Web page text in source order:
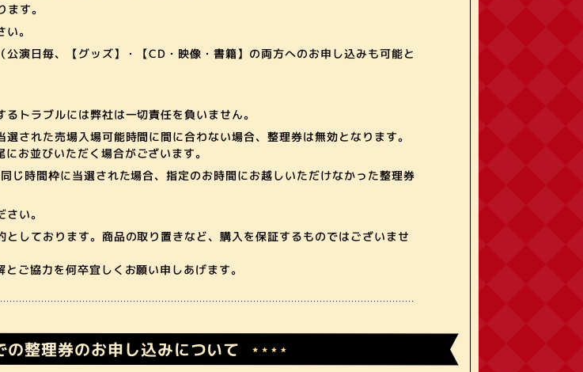
す。
。
演日毎、【グッズ】・【CD・映像・書籍】の両方へのお申し込みも可能と
トラブルには弊社は一切責任を負いません。
された売場入場可能時間に間に合わない場合、整理券は無効となります。
お並びいただく場合がございます。
時間枠に当選された場合、指定のお時間にお越しいただけなかった整理券
い。
しております。商品の取り置きなど、購入を保証するものではございませ
ご協力を何卒宜しくお願い申しあげます。
の整理券のお申し込みについて